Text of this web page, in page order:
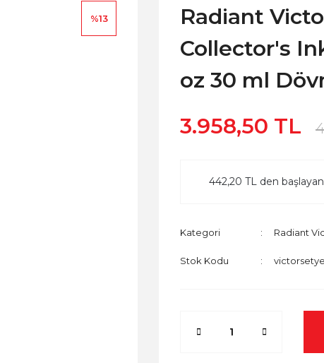
%13
Radiant
Collector's
oz 30 ml
3.958,50 TL
442,20 TL den
Kategori Radiant
Stok Kodu